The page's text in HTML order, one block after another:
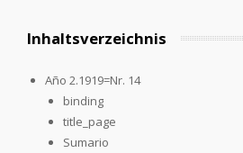
Inhaltsverzeichnis
Año 2.1919=Nr. 14
binding
title_page
Sumario